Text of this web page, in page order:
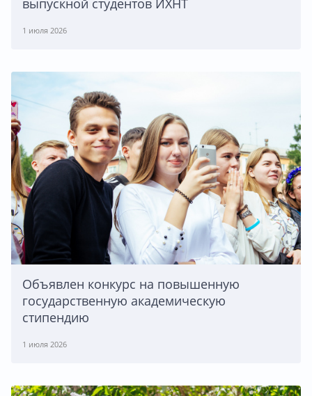
выпускной студентов ИХНТ
1 июля 2026
Объявлен конкурс на повышенную
государственную академическую
стипендию
1 июля 2026